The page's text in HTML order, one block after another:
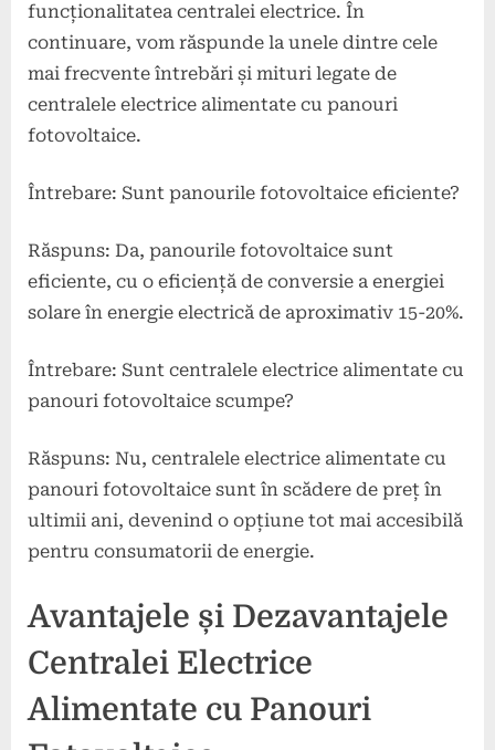
funcționalitatea centralei electrice. În
continuare, vom răspunde la unele dintre cele
mai frecvente întrebări și mituri legate de
centralele electrice alimentate cu panouri
fotovoltaice.
Întrebare: Sunt panourile fotovoltaice eficiente?
Răspuns: Da, panourile fotovoltaice sunt
eficiente, cu o eficiență de conversie a energiei
solare în energie electrică de aproximativ 15-20%.
Întrebare: Sunt centralele electrice alimentate cu
panouri fotovoltaice scumpe?
Răspuns: Nu, centralele electrice alimentate cu
panouri fotovoltaice sunt în scădere de preț în
ultimii ani, devenind o opțiune tot mai accesibilă
pentru consumatorii de energie.
Avantajele și Dezavantajele
Centralei Electrice
Alimentate cu Panouri